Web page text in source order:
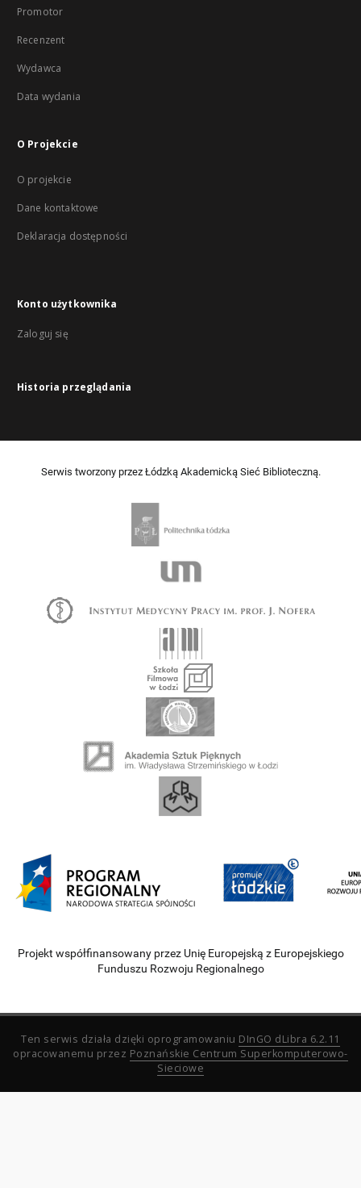
Promotor
Recenzent
Wydawca
Data wydania
O Projekcie
O projekcie
Dane kontaktowe
Deklaracja dostępności
Konto użytkownika
Zaloguj się
Historia przeglądania
Serwis tworzony przez Łódzką Akademicką Sieć Biblioteczną.
Projekt współfinansowany przez Unię Europejską z Europejskiego
Funduszu Rozwoju Regionalnego
Ten serwis działa dzięki oprogramowaniu DInGO dLibra 6.2.11
opracowanemu przez Poznańskie Centrum Superkomputerowo-
Sieciowe